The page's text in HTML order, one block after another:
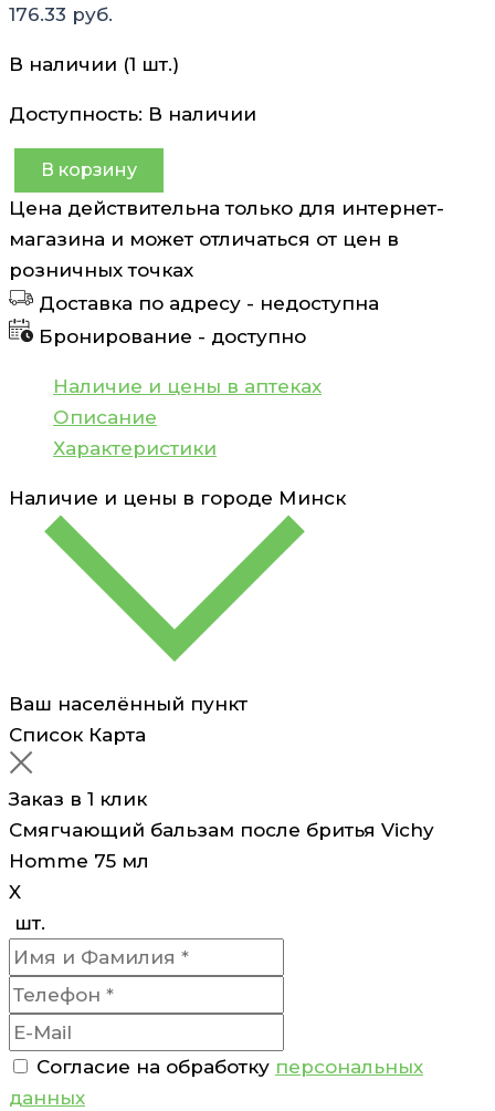
176.33 руб.
В наличии (1 шт.)
Доступность: В наличии
Количество
товара
Смягчающий
бальзам
после
бритья
Vichy
Homme
В корзину
Цена действительна только для интернет-
магазина и может отличаться от цен в
розничных точках
Доставка по адресу - недоступна
Бронирование - доступно
Наличие и цены в аптеках
Описание
Характеристики
Наличие и цены в городе Минск
Ваш населённый пункт
Список Карта
Заказ в 1 клик
Смягчающий бальзам после бритья Vichy
Homme 75 мл
X
шт.
Согласие на обработку персональных
данных